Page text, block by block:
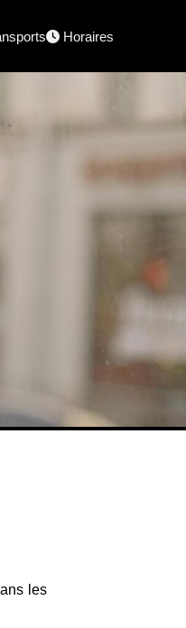
Horaires
les